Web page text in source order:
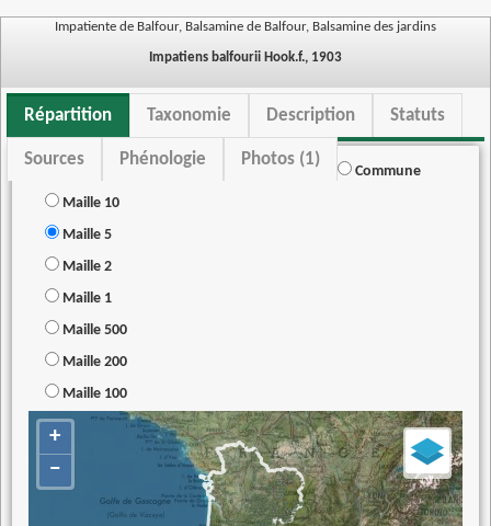
Impatiente de Balfour, Balsamine de Balfour, Balsamine des jardins
Impatiens balfourii Hook.f., 1903
Répartition Taxonomie Description Statuts
Sources Phénologie Photos (1)
Commune
Maille 10
Maille 5
Maille 2
Maille 1
Maille 500
Maille 200
Maille 100
+
−